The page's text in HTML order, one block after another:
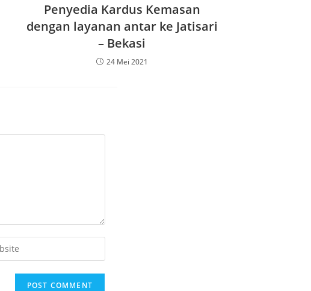
Penyedia Kardus Kemasan
dengan layanan antar ke Jatisari
– Bekasi
24 Mei 2021